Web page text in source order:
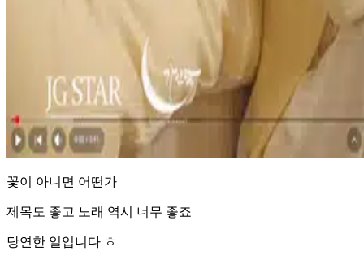
꽃이 아니면 어떤가
제목도 좋고 노래 역시 너무 좋죠
당연한 일입니다 ㅎ